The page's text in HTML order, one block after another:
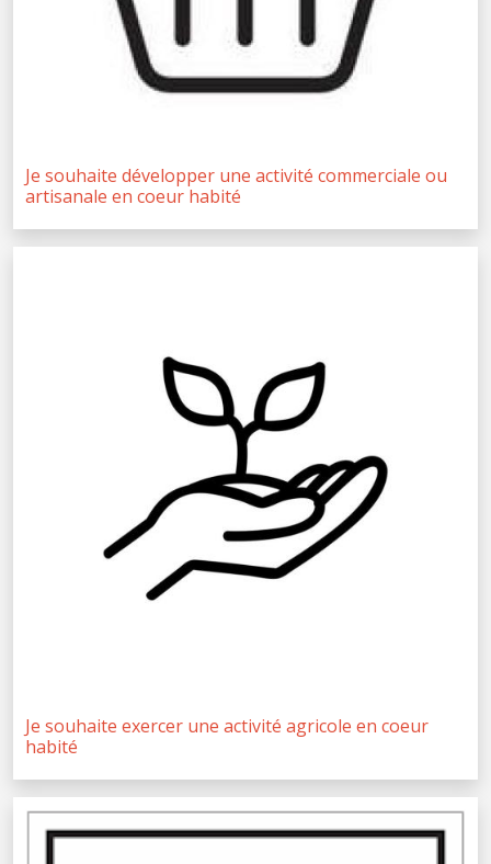
Je souhaite développer une activité commerciale ou
artisanale en coeur habité
Je souhaite exercer une activité agricole en coeur
habité